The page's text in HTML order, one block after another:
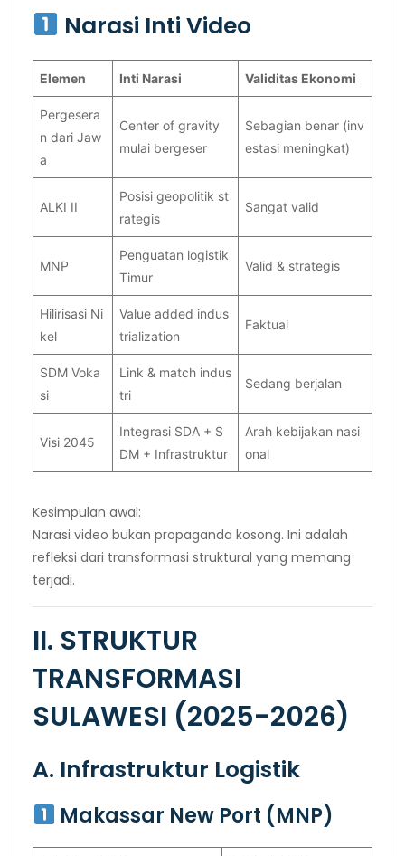
Narasi Inti Video
Elemen Inti Narasi Validitas Ekonomi
Pergesera
n dari Jaw
a
Center of gravity
mulai bergeser
Sebagian benar (inv
estasi meningkat)
ALKI II
Posisi geopolitik st
rategis
Sangat valid
MNP
Penguatan logistik
Timur
Valid & strategis
Hilirisasi Ni
kel
Value added indus
trialization
Faktual
SDM Voka
si
Link & match indus
tri
Sedang berjalan
Visi 2045
Integrasi SDA + S
DM + Infrastruktur
Arah kebijakan nasi
onal
Kesimpulan awal:
Narasi video bukan propaganda kosong. Ini adalah
refleksi dari transformasi struktural yang memang
terjadi.
II. STRUKTUR
TRANSFORMASI
SULAWESI (2025-2026)
A. Infrastruktur Logistik
Makassar New Port (MNP)